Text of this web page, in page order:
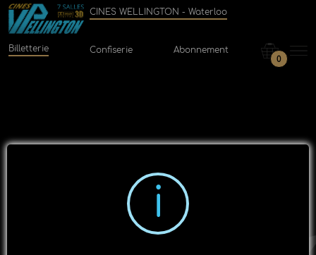
CINES WELLINGTON - Waterloo
Billetterie Confiserie Abonnement
0